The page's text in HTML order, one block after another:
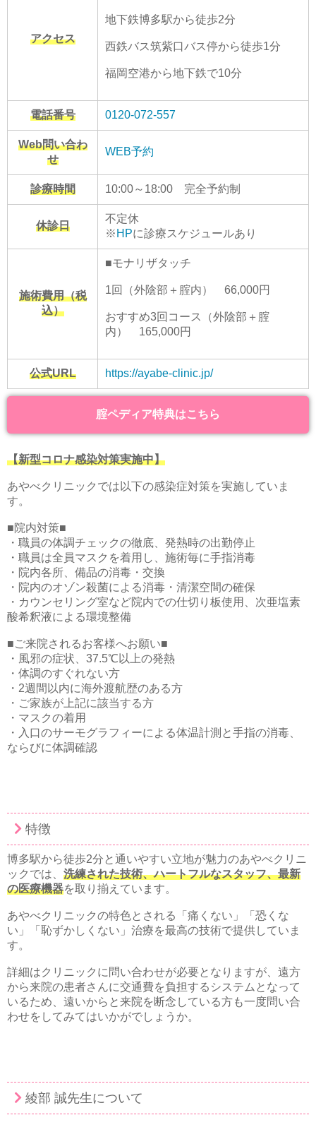
アクセス
地下鉄博多駅から徒歩2分
西鉄バス筑紫口バス停から徒歩1分
福岡空港から地下鉄で10分
電話番号 0120-072-557
Web問い合わ
せ
WEB予約
診療時間 10:00～18:00 完全予約制
休診日
不定休
※ HPに診療スケジュールあり
施術費用（税
込）
■モナリザタッチ
1回（外陰部＋腟内） 66,000円
おすすめ3回コース（外陰部＋腟
内） 165,000円
公式URL https://ayabe-clinic.jp/
腟ペディア特典はこちら
【新型コロナ感染対策実施中】
あやべクリニックでは以下の感染症対策を実施していま
す。
■院内対策■
・職員の体調チェックの徹底、発熱時の出勤停止
・職員は全員マスクを着用し、施術毎に手指消毒
・院内各所、備品の消毒・交換
・院内のオゾン殺菌による消毒・清潔空間の確保
・カウンセリング室など院内での仕切り板使用、次亜塩素
酸希釈液による環境整備
■ご来院されるお客様へお願い■
・風邪の症状、37.5℃以上の発熱
・体調のすぐれない方
・2週間以内に海外渡航歴のある方
・ご家族が上記に該当する方
・マスクの着用
・入口のサーモグラフィーによる体温計測と手指の消毒、
ならびに体調確認
特徴
博多駅から徒歩2分と通いやすい立地が魅力のあやべクリニ
ックでは、 洗練された技術、ハートフルなスタッフ、最新
の医療機器を取り揃えています。
あやべクリニックの特色とされる「痛くない」「恐くな
い」「恥ずかしくない」治療を最高の技術で提供していま
す。
詳細はクリニックに問い合わせが必要となりますが、遠方
から来院の患者さんに交通費を負担するシステムとなって
いるため、遠いからと来院を断念している方も一度問い合
わせをしてみてはいかがでしょうか。
綾部 誠先生について